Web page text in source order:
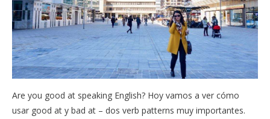
Are you good at speaking English? Hoy vamos a ver cómo
usar good at y bad at – dos verb patterns muy importantes.